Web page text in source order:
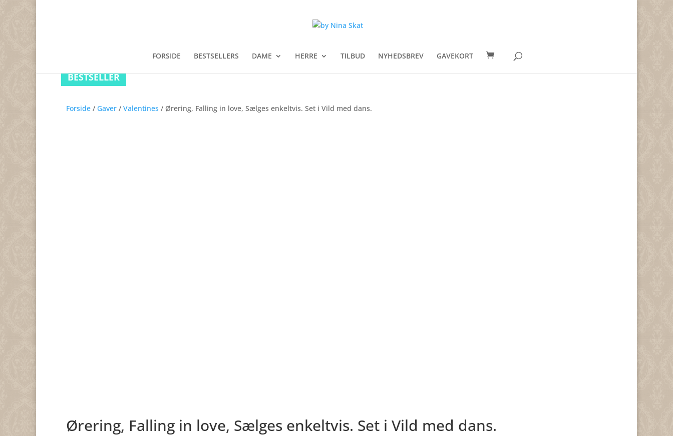
FORSIDE BESTSELLERS DAME HERRE TILBUD NYHEDSBREV GAVEKORT
Forside / Gaver / Valentines / Ørering, Falling in love, Sælges enkeltvis. Set i Vild med dans.
Ørering, Falling in love, Sælges enkeltvis. Set i Vild med dans.
BESTSELLER
BESTSELLER